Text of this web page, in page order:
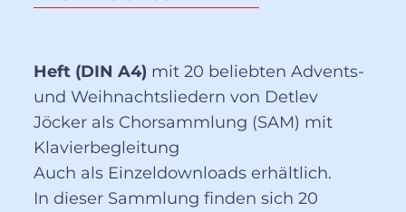
Heft (DIN A4) mit 20 beliebten Advents-
und Weihnachtsliedern von Detlev
Jöcker als Chorsammlung (SAM) mit
Klavierbegleitung
Auch als Einzeldownloads erhältlich.
In dieser Sammlung finden sich 20